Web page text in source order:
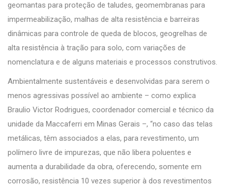
geomantas para proteção de taludes, geomembranas para
impermeabilização, malhas de alta resistência e barreiras
dinâmicas para controle de queda de blocos, geogrelhas de
alta resistência à tração para solo, com variações de
nomenclatura e de alguns materiais e processos construtivos.
Ambientalmente sustentáveis e desenvolvidas para serem o
menos agressivas possível ao ambiente – como explica
Braulio Victor Rodrigues, coordenador comercial e técnico da
unidade da Maccaferri em Minas Gerais –, “no caso das telas
metálicas, têm associados a elas, para revestimento, um
polímero livre de impurezas, que não libera poluentes e
aumenta a durabilidade da obra, oferecendo, somente em
corrosão, resistência 10 vezes superior à dos revestimentos